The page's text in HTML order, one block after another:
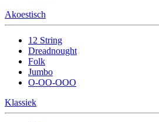
Akoestisch
12 String
Dreadnought
Folk
Jumbo
O-OO-OOO
Klassiek